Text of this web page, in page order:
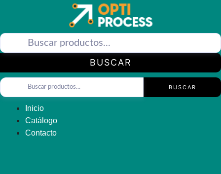
BUSCAR
BUSCAR
Inicio
Catálogo
Contacto